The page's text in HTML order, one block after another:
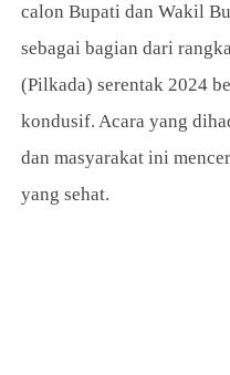
calon Bupati dan Wakil
sebagai bagian dari
(Pilkada) serentak 2024
kondusif. Acara yang
dan masyarakat ini
yang sehat.